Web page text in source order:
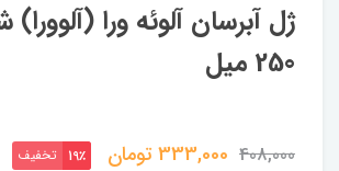
ژل آبرسان آلوئه ورا
250 میل
408,000
333,000تومان 19٪ تخفیف